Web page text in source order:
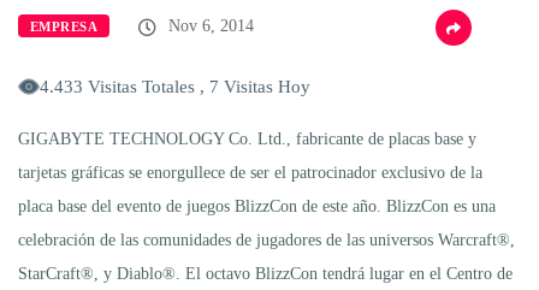
EMPRESA Nov 6, 2014
4.433 Visitas Totales , 7 Visitas Hoy
GIGABYTE TECHNOLOGY Co. Ltd., fabricante de placas base y
tarjetas gráficas se enorgullece de ser el patrocinador exclusivo de la
placa base del evento de juegos BlizzCon de este año. BlizzCon es una
celebración de las comunidades de jugadores de las universos Warcraft®,
StarCraft®, y Diablo®. El octavo BlizzCon tendrá lugar en el Centro de